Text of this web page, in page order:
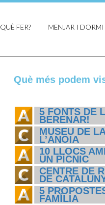
QUÈ FER? MENJAR I
Què més podem
5 FONTS DE
BERENAR!
MUSEU DE
L’ANOIA
10 LLOCS
UN PÍCNIC
CENTRE DE
DE
5
FAMÍLIA